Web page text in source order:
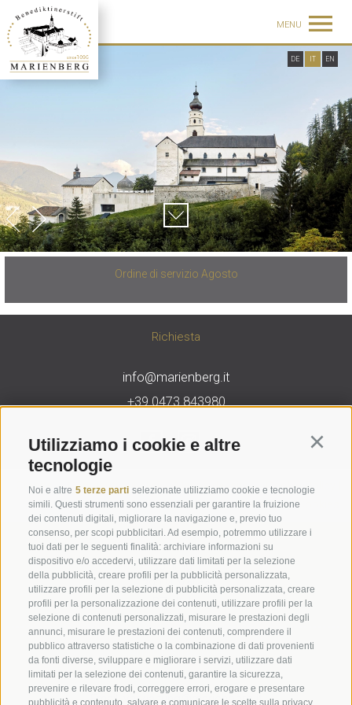
Utilizziamo i cookie e altre
tecnologie
Noi e altre 5 terze parti selezionate utilizziamo cookie e tecnologie
simili. Questi strumenti sono essenziali per garantire la fruizione
dei contenuti digitali, migliorare la navigazione e, previo tuo
consenso, per scopi pubblicitari. Ad esempio, potremmo utilizzare i
tuoi dati per le seguenti finalità: archiviare informazioni su
dispositivo e/o accedervi, utilizzare dati limitati per la selezione
della pubblicità, creare profili per la pubblicità personalizzata,
utilizzare profili per la selezione di pubblicità personalizzata, creare
profili per la personalizzazione dei contenuti, utilizzare profili per la
selezione di contenuti personalizzati, misurare le prestazioni degli
annunci, misurare le prestazioni dei contenuti, comprendere il
pubblico attraverso statistiche o la combinazione di dati provenienti
da fonti diverse, sviluppare e migliorare i servizi, utilizzare dati
limitati per la selezione dei contenuti, garantire la sicurezza,
prevenire e rilevare frodi, correggere errori, erogare e presentare
pubblicità e contenuto, salvare e comunicare le scelte sulla privacy,
MENU
DE IT EN
Ordine di servizio Agosto
Richiesta
info@marienberg.it
+39 0473 843980
Credits | Contributi pubblici | Mappa del sito | Cookie Policy
Privacy | Preferenze Cookies
Abbazia di Marienberg
Schlinig 1
39024 Malles
BZ - Italia
Amministrazione
Tel.+39 0473 843989
Email: verwaltung@marienberg.it